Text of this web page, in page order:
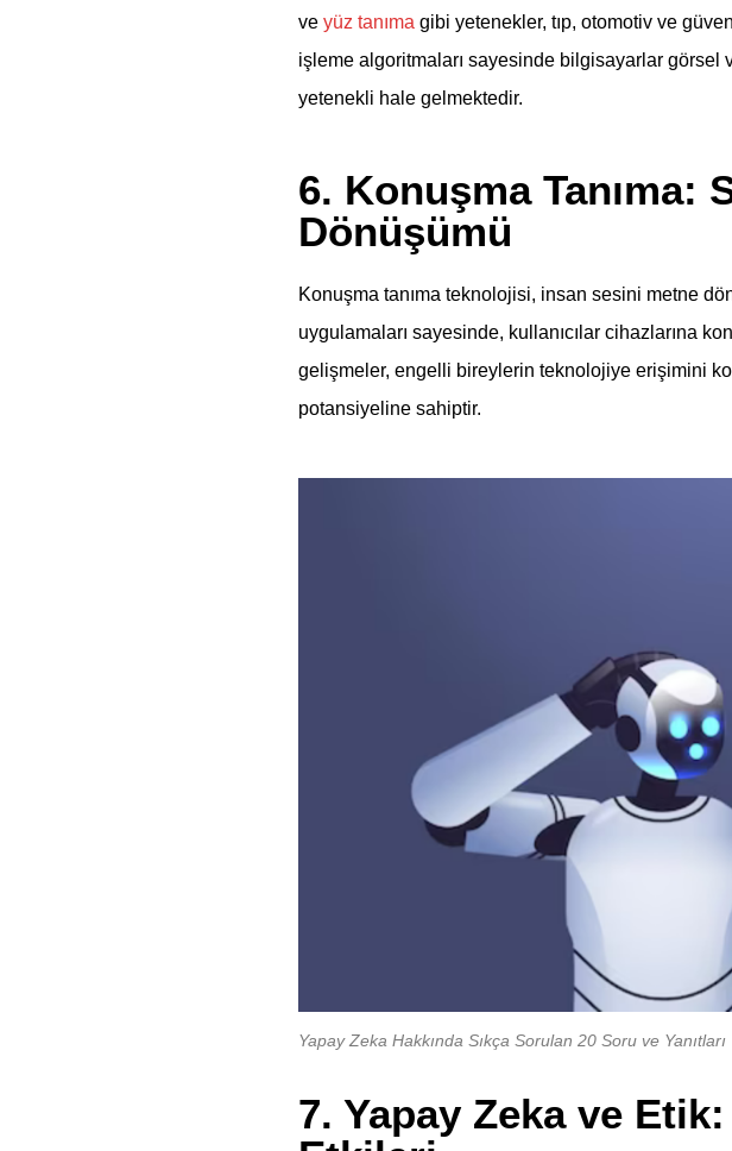
ve yüz tanıma gibi yetenekler, tıp, otomotiv ve
işleme algoritmaları sayesinde bilgisayarlar
yetenekli hale gelmektedir.
6. Konuşma Tanıma:
Dönüşümü
Konuşma tanıma teknolojisi, insan sesini metne
uygulamaları sayesinde, kullanıcılar cihazlarına
gelişmeler, engelli bireylerin teknolojiye erişimini
potansiyeline sahiptir.
Yapay Zeka Hakkında Sıkça Sorulan 20 Soru ve Yanıtları
7. Yapay Zeka ve